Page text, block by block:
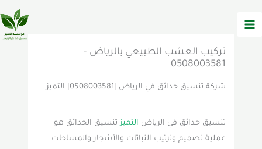
إلى
تركيب العشب الطبيعي بالرياض –
0508003581
شركة تنسيق حدائق في الرياض |0508003581| التميز
تنسيق حدائق في الرياض التميزتنسيق الحدائق هو
عملية تصميم وترتيب النباتات والأشجار والمساحات